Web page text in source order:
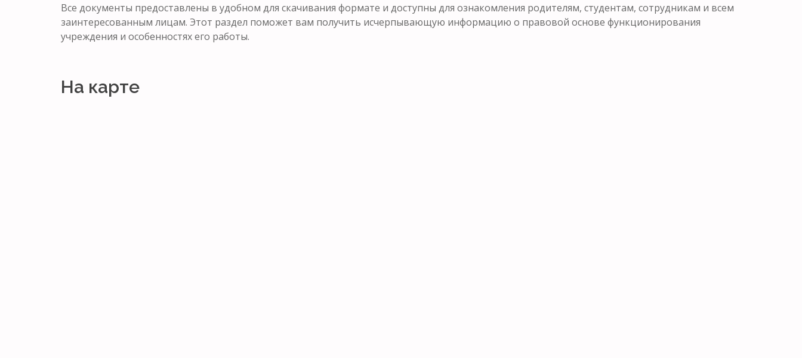
Все документы предоставлены в удобном для скачивания формате и доступны для ознакомления родителям, студентам, сотрудникам и всем
заинтересованным лицам. Этот раздел поможет вам получить исчерпывающую информацию о правовой основе функционирования
учреждения и особенностях его работы.
На карте